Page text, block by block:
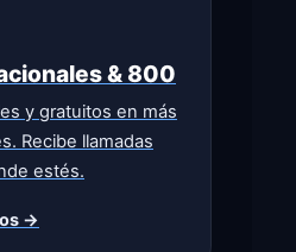
& 800
y gratuitos en más
Recibe llamadas
estés.
→